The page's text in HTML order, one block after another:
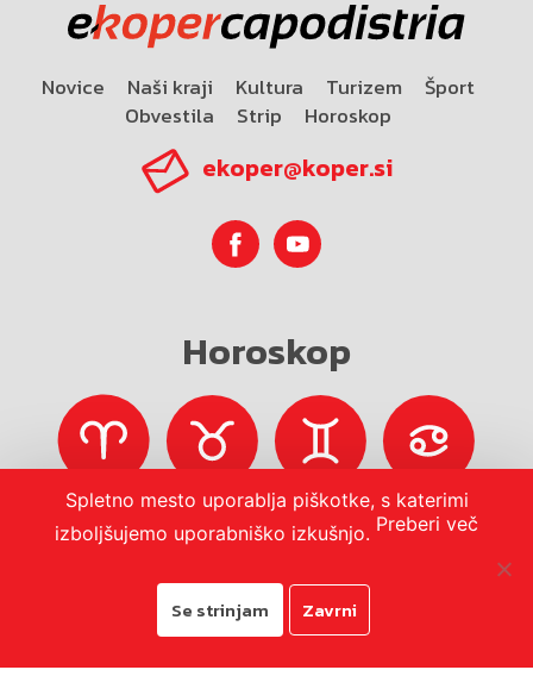
Novice Naši kraji Kultura Turizem
Šport
Obvestila
Strip Horoskop
ekoper@koper.si
Horoskop
Spletno mesto uporablja piškotke, s katerimi
izboljšujemo uporabniško izkušnjo. Preberi več
Se strinjam Zavrni